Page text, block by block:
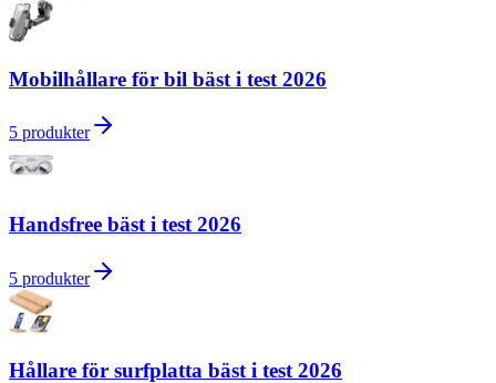
Mobilhållare för bil bäst i test 2026
5 produkter
Handsfree bäst i test 2026
5 produkter
Hållare för surfplatta bäst i test 2026